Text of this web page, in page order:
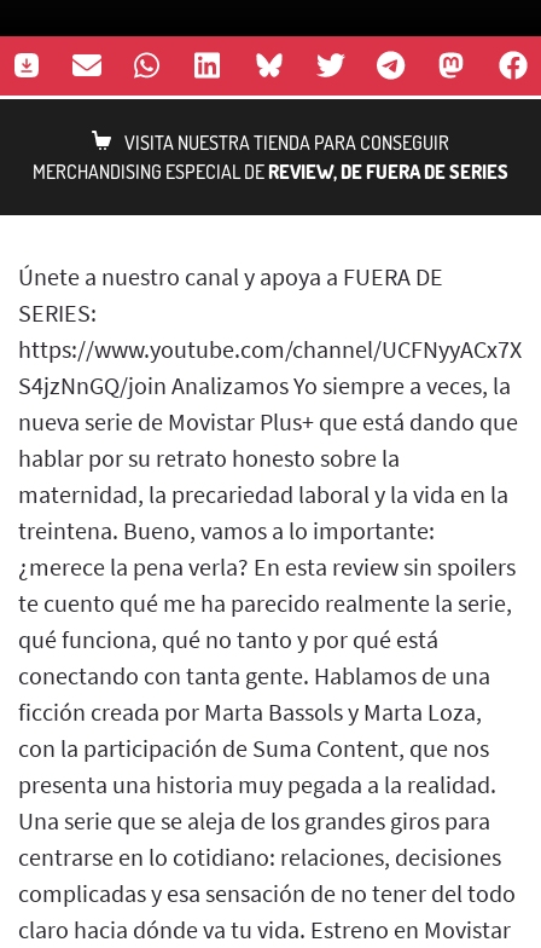
VISITA NUESTRA TIENDA PARA CONSEGUIR
MERCHANDISING ESPECIAL DEREVIEW, DE FUERA DE SERIES
Únete a nuestro canal y apoya a FUERA DE
SERIES:
https://www.youtube.com/channel/
S4jzNnGQ/join Analizamos Yo siempre a veces, la
nueva serie de Movistar Plus+ que está dando que
hablar por su retrato honesto sobre la
maternidad, la precariedad laboral y la vida en la
treintena. Bueno, vamos a lo importante:
¿merece la pena verla? En esta review sin spoilers
te cuento qué me ha parecido realmente la serie,
qué funciona, qué no tanto y por qué está
conectando con tanta gente. Hablamos de una
ficción creada por Marta Bassols y Marta Loza,
con la participación de Suma Content, que nos
presenta una historia muy pegada a la realidad.
Una serie que se aleja de los grandes giros para
centrarse en lo cotidiano: relaciones, decisiones
complicadas y esa sensación de no tener del todo
claro hacia dónde va tu vida. Estreno en Movistar